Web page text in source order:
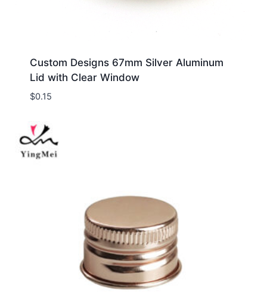
Custom Designs 67mm Silver Aluminum
Lid with Clear Window
$0.15